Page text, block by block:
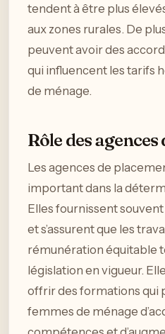
tendent à être plus
aux zones rurales. De
peuvent avoir des
qui influencent les tarifs
de ménage.
Rôle des
Les agences de
important dans la
Elles fournissent
et s’assurent que les
rémunération équitable
législation en vigueur.
offrir des formations qui
femmes de ménage